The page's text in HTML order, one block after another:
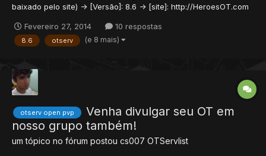
baixado pelo site) -> [Versão]: 8.6 -> [site]: http://HeroesOT.com
-> Para magias novas, diga: !spells -> Para comandos novos,
diga: !commands Temos muitos monstros, m...
Fevereiro 27, 2014 10 respostas
8.6 otserv (e 8 mais)
otserv open pvp
Venha divulgar seu OT em
nosso grupo também!
um tópico no fórum postou cs007 OTServlist